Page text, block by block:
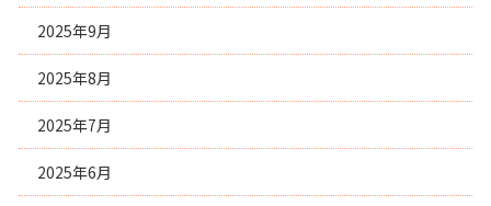
2025年9月
2025年8月
2025年7月
2025年6月